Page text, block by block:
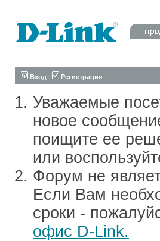
Вход Регистрация
Уважаемые
новое
поищите ее
или
Форум не
Если Вам
сроки -
офис D-Link.